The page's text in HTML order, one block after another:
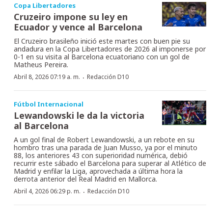
Copa Libertadores
Cruzeiro impone su ley en
Ecuador y vence al Barcelona
El Cruzeiro brasileño inició este martes con buen pie su
andadura en la Copa Libertadores de 2026 al imponerse por
0-1 en su visita al Barcelona ecuatoriano con un gol de
Matheus Pereira.
Abril 8, 2026 07:19 a. m. · Redacción D10
Fútbol Internacional
Lewandowski le da la victoria
al Barcelona
A un gol final de Robert Lewandowski, a un rebote en su
hombro tras una parada de Juan Musso, ya por el minuto
88, los anteriores 43 con superioridad numérica, debió
recurrir este sábado el Barcelona para superar al Atlético de
Madrid y enfilar la Liga, aprovechada a última hora la
derrota anterior del Real Madrid en Mallorca.
Abril 4, 2026 06:29 p. m. · Redacción D10